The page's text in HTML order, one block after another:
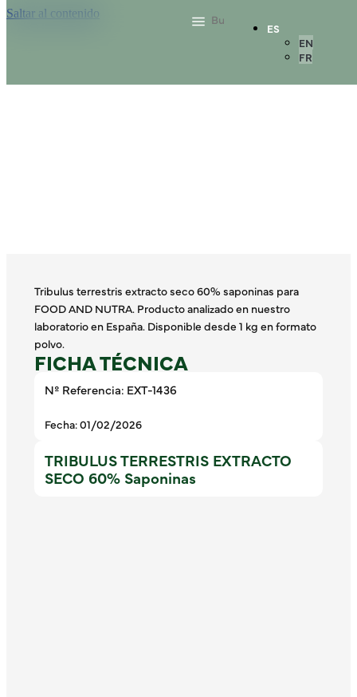
Saltar al contenido
ES
EN
FR
Tribulus terrestris extracto seco 60% saponinas para
FOOD AND NUTRA. Producto analizado en nuestro
laboratorio en España. Disponible desde 1 kg en formato
polvo.
FICHA TÉCNICA
Nº Referencia: EXT-1436
Fecha: 01/02/2026
TRIBULUS TERRESTRIS EXTRACTO
SECO 60% Saponinas